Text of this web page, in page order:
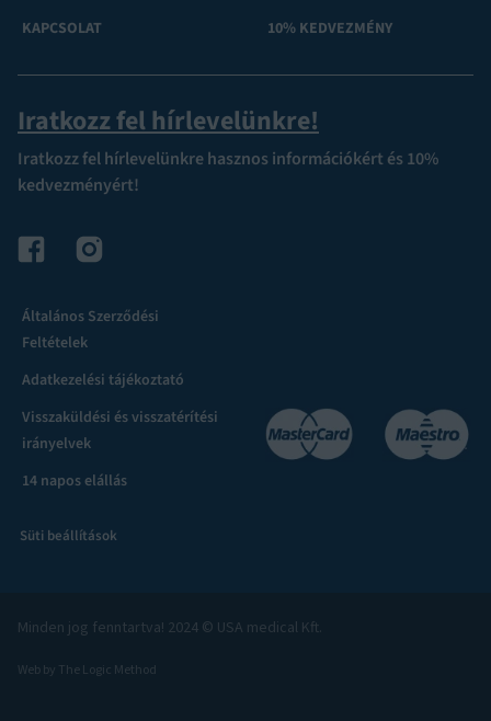
KAPCSOLAT 10% KEDVEZMÉNY
Iratkozz fel hírlevelünkre!
Iratkozz fel hírlevelünkre hasznos információkért és 10%
kedvezményért!
Általános Szerződési
Feltételek
Adatkezelési tájékoztató
Visszaküldési és visszatérítési
irányelvek
14 napos elállás
Süti beállítások
Minden jog fenntartva! 2024 © USA medical Kft.
Web by The Logic Method